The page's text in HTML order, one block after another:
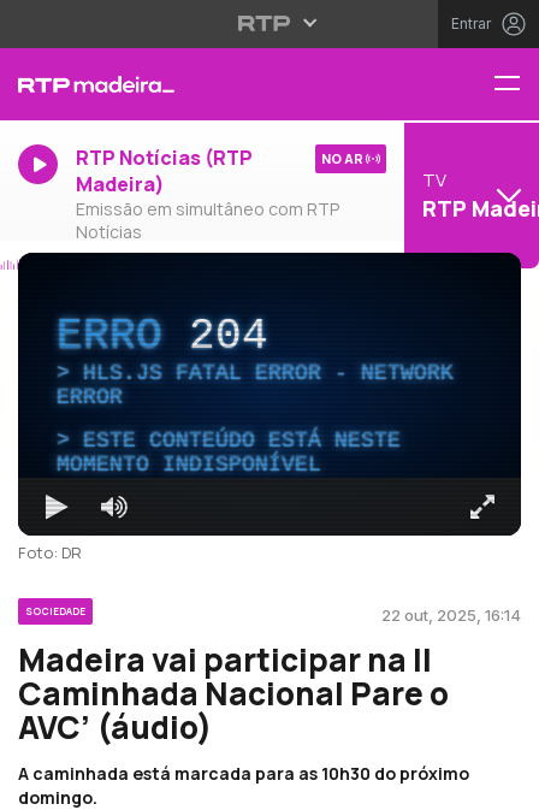
Entrar
RTP Notícias (RTP
Madeira)
Emissão em simultâneo com RTP
Notícias
NO AR
TV
RTP
ERRO204
HLS.JS FATAL ERROR - NETWORK
ERROR
ESTE CONTEÚDO ESTÁ NESTE
MOMENTO INDISPONÍVEL
Foto: DR
SOCIEDADE 22 out, 2025, 16:14
Madeira vai participar na II
Caminhada Nacional Pare o
AVC’ (áudio)
A caminhada está marcada para as 10h30 do próximo
domingo.